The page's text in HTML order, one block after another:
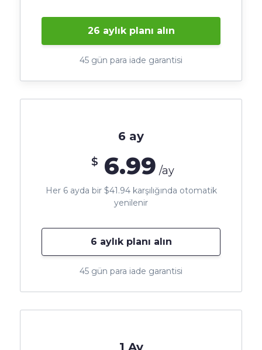
1 Ay
26 aylık planı alın
45 gün para iade garantisi
6 ay
$ 6.99 /ay
Her 6 ayda bir $41.94 karşılığında otomatik
yenilenir
6 aylık planı alın
45 gün para iade garantisi